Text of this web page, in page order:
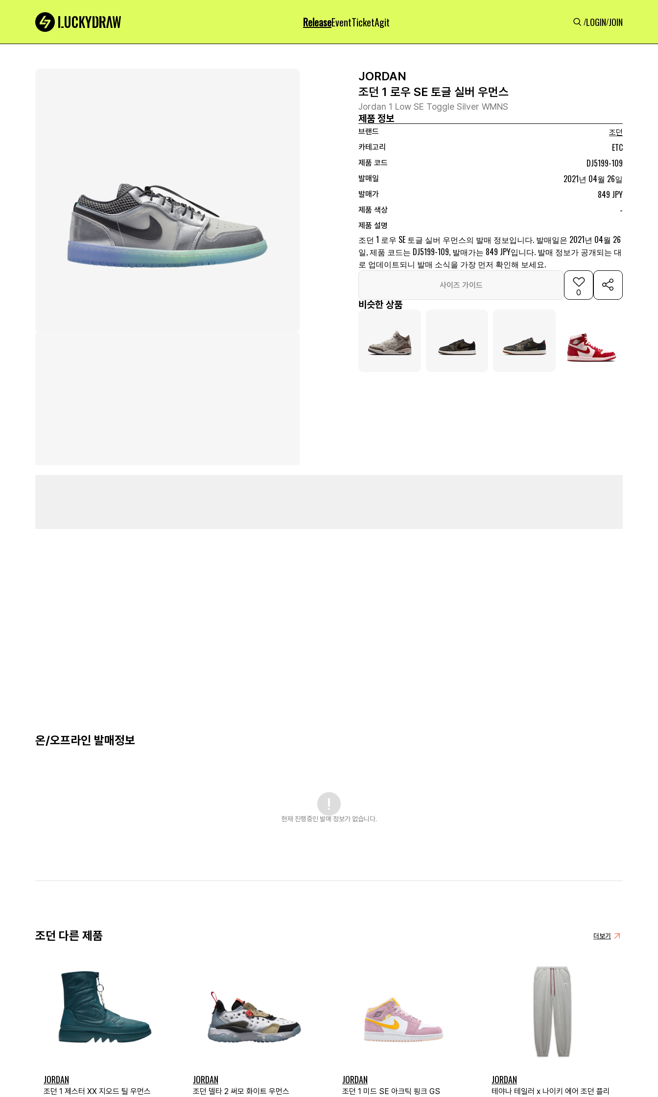
ReleaseEventTicketAgit /LOGIN/JOIN
JORDAN
조던 1 로우 SE 토글 실버 우먼스
Jordan 1 Low SE Toggle Silver WMNS
제품 정보
브랜드
조던
카테고리
ETC
제품 코드 DJ5199-109
발매일 2021년 04월 26일
발매가 849 JPY
제품 색상 -
제품 설명
조던 1 로우 SE 토글 실버 우먼스의 발매 정보입니다. 발매일은 2021년 04월 26
일, 제품 코드는 DJ5199-109, 발매가는 849 JPY입니다. 발매 정보가 공개되는 대
로 업데이트되니 발매 소식을 가장 먼저 확인해 보세요.
사이즈 가이드
0
비슷한 상품
온/오프라인 발매정보
현재 진행중인 발매 정보가 없습니다.
조던 다른 제품 더보기
JORDAN
조던 1 제스터 XX 지오드 틸 우먼스
JORDAN
조던 델타 2 써모 화이트 우먼스
JORDAN
조던 1 미드 SE 아크틱 핑크 GS
JORDAN
테야나 테일러 x 나이키 에어 조던 플리